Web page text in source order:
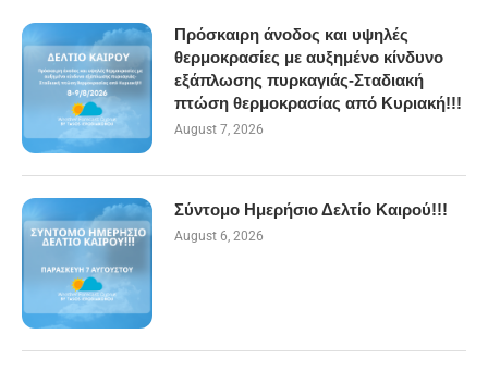
Πρόσκαιρη άνοδος και υψηλές
θερμοκρασίες με αυξημένο κίνδυνο
εξάπλωσης πυρκαγιάς-Σταδιακή
πτώση θερμοκρασίας από Κυριακή!!!
August 7, 2026
Σύντομο Ημερήσιο Δελτίο Καιρού!!!
August 6, 2026